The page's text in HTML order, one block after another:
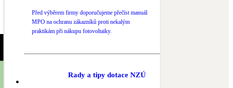
Před výběrem firmy doporučujeme přečíst manuál
MPO na ochranu zákazníků proti nekalým
praktikám při nákupu fotovoltaiky.
Rady a tipy dotace NZÚ